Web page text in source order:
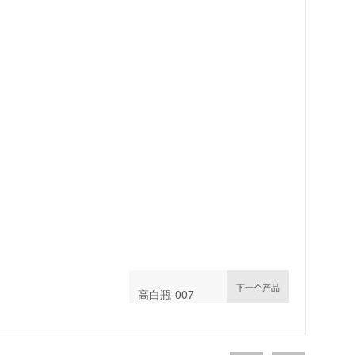
下一个产品
高白瓶-007